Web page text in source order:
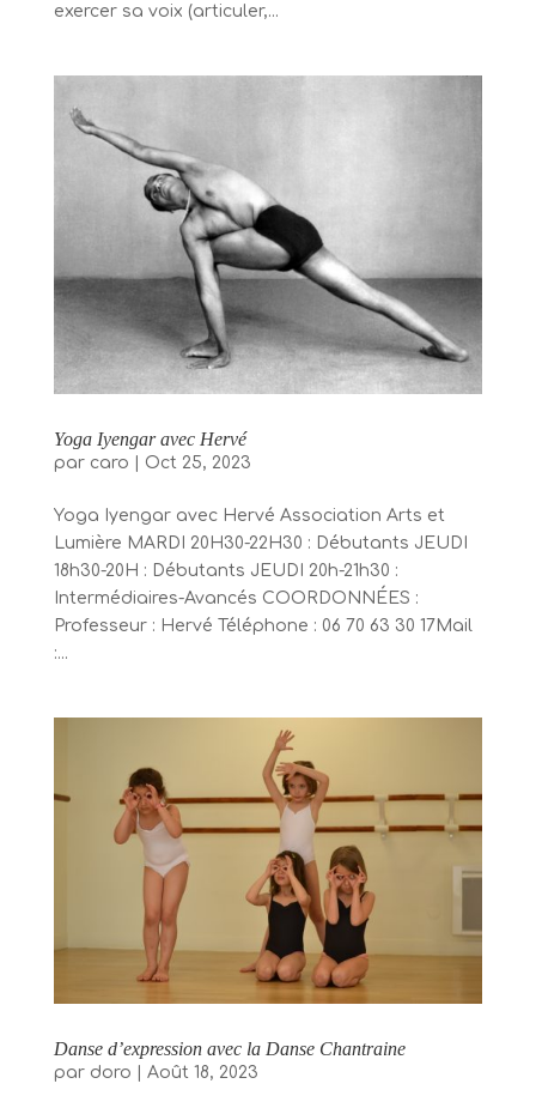
exercer sa voix (articuler,...
Yoga Iyengar avec Hervé
par caro Oct 25, 2023
Yoga Iyengar avec Hervé Association Arts et
Lumière MARDI 20H30-22H30 : Débutants JEUDI
18h30-20H : Débutants JEUDI 20h-21h30 :
Intermédiaires-Avancés COORDONNÉES :
Professeur : Hervé Téléphone : 06 70 63 30 17Mail
:...
Danse d’expression avec la Danse Chantraine
par doro Août 18, 2023